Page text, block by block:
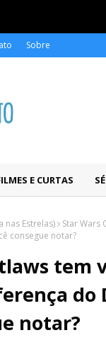
Sobre
E CURTAS
nas Estrelas)
Star Wars
consegue notar?
tem
do
notar?